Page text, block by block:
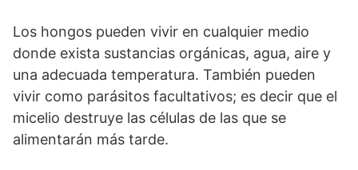
Los hongos pueden vivir en cualquier medio
donde exista sustancias orgánicas, agua, aire y
una adecuada temperatura. También pueden
vivir como parásitos facultativos; es decir que el
micelio destruye las células de las que se
alimentarán más tarde.